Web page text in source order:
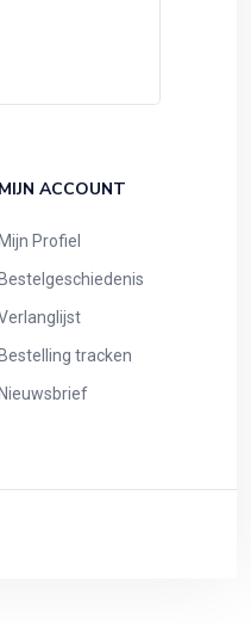
MIJN ACCOUNT
Profiel
tracken